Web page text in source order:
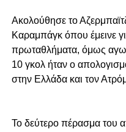
Ακολούθησε το
Καραμπάγκ όπου έμεινε
πρωταθλήματα, όμως
10 γκολ ήταν ο
στην Ελλάδα και τον
Το δεύτερο πέρασμα του